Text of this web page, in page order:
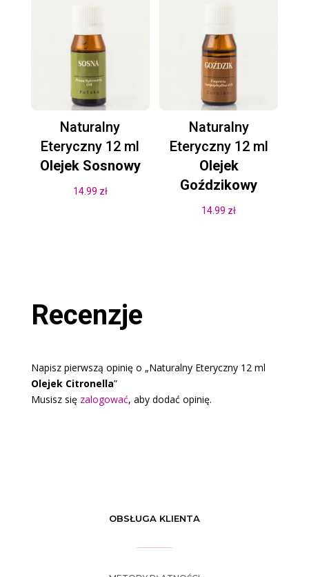
Naturalny
Eteryczny 12 ml
Olejek Sosnowy
14.99 zł
Naturalny
Eteryczny 12 ml
Olejek
Goździkowy
14.99 zł
Recenzje
Napisz pierwszą opinię o „Naturalny Eteryczny 12 ml
Olejek Citronella”
Musisz się zalogować, aby dodać opinię.
OBSŁUGA KLIENTA